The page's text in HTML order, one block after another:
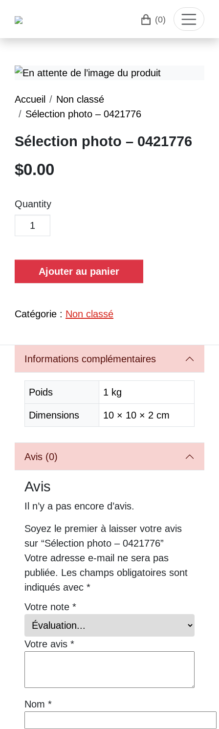
(0)
Accueil
Non classé
Sélection photo – 0421776
Sélection photo – 0421776
$0.00
Quantity
Ajouter au panier
Catégorie : Non classé
Informations complémentaires
Poids 1 kg
Dimensions 10 × 10 × 2 cm
Avis (0)
Avis
Il n’y a pas encore d’avis.
Soyez le premier à laisser votre avis
sur “Sélection photo – 0421776”
Votre adresse e-mail ne sera pas
publiée. Les champs obligatoires sont
indiqués avec *
Votre note *
Votre avis *
Nom *